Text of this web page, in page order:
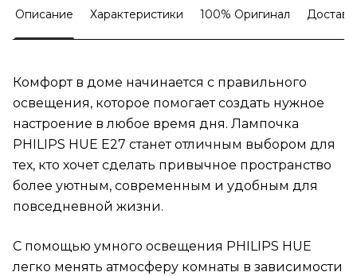
Описание Характеристики 100% Оригинал
Комфорт в доме начинается с правильного
освещения, которое помогает создать нужное
настроение в любое время дня. Лампочка
PHILIPS HUE E27 станет отличным выбором для
тех, кто хочет сделать привычное пространство
более уютным, современным и удобным для
повседневной жизни.
С помощью умного освещения PHILIPS HUE
легко менять атмосферу комнаты в зависимости